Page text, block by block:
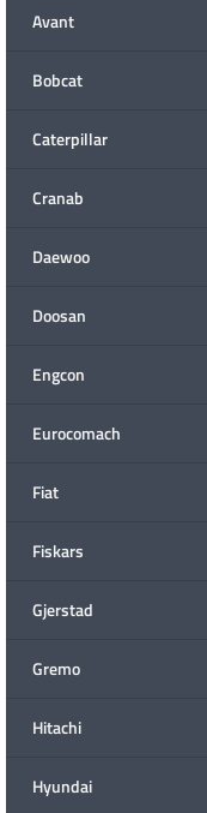
Avant
Bobcat
Caterpillar
Cranab
Daewoo
Doosan
Engcon
Eurocomach
Fiat
Fiskars
Gjerstad
Gremo
Hitachi
Hyundai